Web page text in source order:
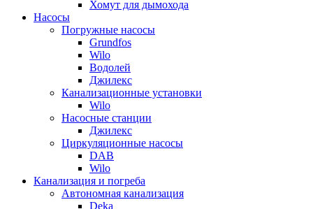
Хомут для дымохода
Насосы
Погружные насосы
Grundfos
Wilo
Водолей
Джилекс
Канализационные установки
Wilo
Насосные станции
Джилекс
Циркуляционные насосы
DAB
Wilo
Канализация и погреба
Автономная канализация
Deka